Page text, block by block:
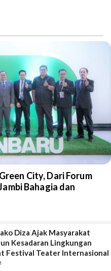
City, Dari Forum
Bahagia dan
Diza Ajak Masyarakat
Kesadaran Lingkungan
Festival Teater Internasional